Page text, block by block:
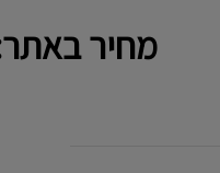
מחיר